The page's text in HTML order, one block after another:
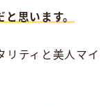
思います。
リティと美人マイ